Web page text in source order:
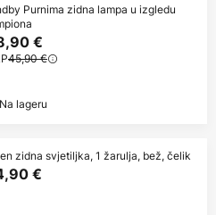
Purnima zidna lampa u izgledu
€
45,90 €
Na lageru
zidna svjetiljka, 1 žarulja, bež, čelik
€